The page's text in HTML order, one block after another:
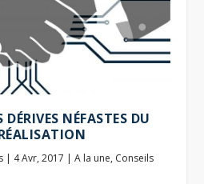
DÉRIVES NÉFASTES DU
| 4 Avr, 2017 |A la une, Conseils